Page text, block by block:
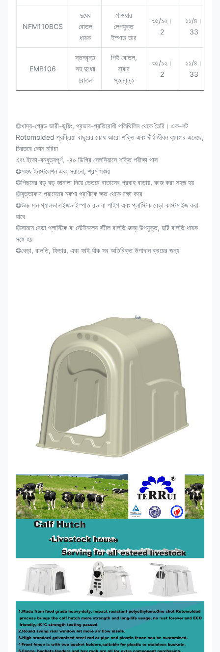
NFM110BCS
দুধের
বোতল
ধারক
পাওয়ার
লেপযুক্ত
ইস্পাত তার
৩১/১২।
2
১১/৪।
33
EMB106
স্তনবৃন্ত
সহ দুধের
বোতল
পিই বোতল,
রাবার
স্তনবৃন্ত
৩১/১২।
2
১১/৪।
33
◎খাদ্য-গ্রেড ভারী-ডুয়িং, প্রভাব-প্রতিরোধী পলিথিলিন থেকে তৈরি। এক-শট
Rotomolded প্রক্রিয়া বাছুরের কোষ আরো শক্তি এবং দীর্ঘ জীবন ব্যবহার এনেছে,
চিরতরে কোন মরিচা
এবং ইকো-বন্ধুত্বপূর্ণ, -৪০ ডিগ্রি সেলসিয়াসে শক্তি পরীক্ষা পাস
◎সহজ ইনস্টলেশন এবং সরানো, শ্রম সঞ্চয়
◎পিছনের বড় বড় জানালা দিয়ে ভেতরে বাতাসের প্রবাহ বাড়ায়, কাজ করা সহজ হয়
◎বৃত্তাকার প্রান্তের নকশা প্রাণীকে ক্ষত থেকে রক্ষা করে
◎উচ্চ মান গ্যালভানাইজড ইস্পাত রড বা পাইপ এবং প্লাস্টিক বেড়া কাস্টমাইজ করা
যাবে
◎সামনে বেড়া প্লাস্টিক বা স্টেইনলেস স্টীল বালতি জন্য উপযুক্ত, দুটি বালতি ধারক
সঙ্গে হয়
◎বেড়া, বালতি, ফিডার, এবং ফাই র্যাক সব অতিরিক্ত উপাদান ক্রয়ের জন্য